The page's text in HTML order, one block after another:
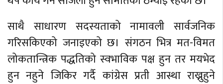
साथै साधारण सदस्यताको नामावली सार्वजनिक
गरिसकिएको जनाइएको छ। संगठन भित्र मत-विमत
लोकतान्त्रिक पद्धतिको स्वभाविक पक्ष हुन तर मयभेद
हुन नहुने जिकिर गर्दै कांग्रेस प्रती आस्था राख्नुहुने